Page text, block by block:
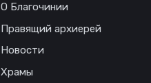
О Благочинии
Правящий архиерей
Новости
Храмы